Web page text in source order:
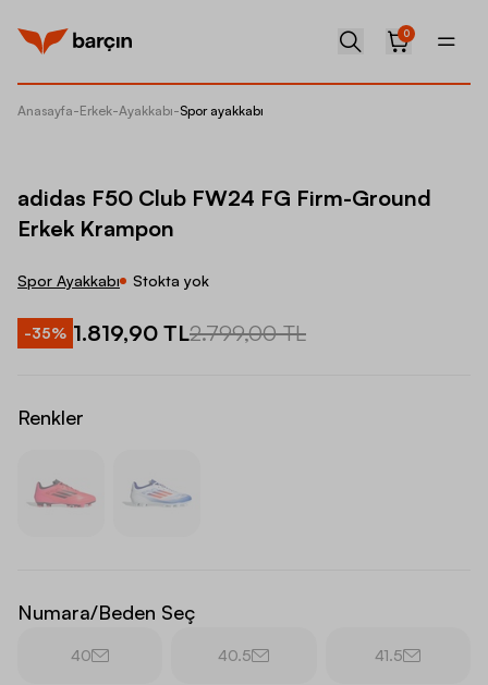
0
Anasayfa-Erkek-Ayakkabı-Spor ayakkabı
adidas F50 Club FW24 FG Firm-Ground
Erkek Krampon
Spor Ayakkabı Stokta yok
-35% 1.819,90 TL2.799,00 TL
Renkler
Numara/Beden Seç
40 40.5 41.5